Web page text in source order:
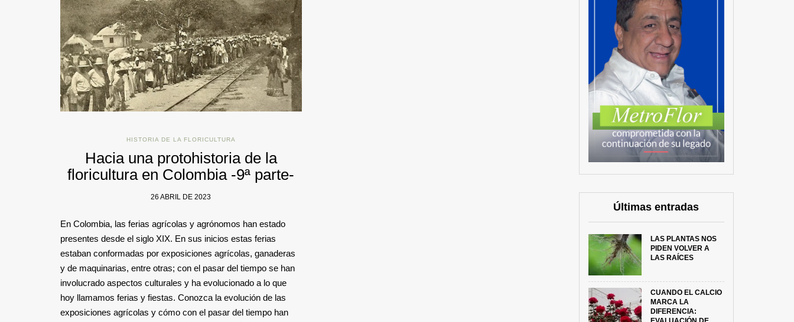
HISTORIA DE LA FLORICULTURA
Hacia una protohistoria de la
floricultura en Colombia -9ª parte-
26 ABRIL DE 2023
En Colombia, las ferias agrícolas y agrónomos han estado
presentes desde el siglo XIX. En sus inicios estas ferias
estaban conformadas por exposiciones agrícolas, ganaderas
y de maquinarias, entre otras; con el pasar del tiempo se han
involucrado aspectos culturales y ha evolucionado a lo que
hoy llamamos ferias y fiestas. Conozca la evolución de las
exposiciones agrícolas y cómo con el pasar del tiempo han
Últimas entradas
LAS PLANTAS NOS
PIDEN VOLVER A
LAS RAÍCES
CUANDO EL CALCIO
MARCA LA
DIFERENCIA: